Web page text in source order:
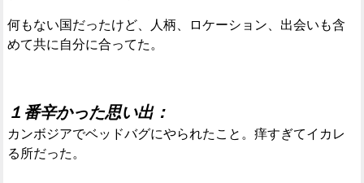
何もない国だったけど、人柄、ロケーション、出会いも含
めて共に自分に合ってた。
１番辛かった思い出：
カンボジアでベッドバグにやられたこと。痒すぎてイカレ
る所だった。